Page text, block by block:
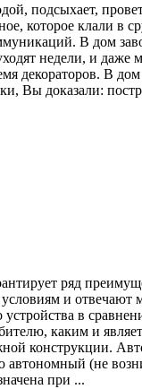
подсыхает,
которое клали в
В дом
недели, и
декораторов. В
Вы доказали:
ряд
и отвечают
в
каким и
конструкции.
автономный (не
при ...